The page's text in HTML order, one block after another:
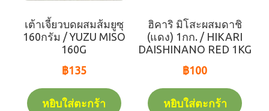
เต้าเจี้ยวบดผสมส้มยูซุ
160กรัม / YUZU MISO
160G
฿135
หยิบใส่ตะกร้า
ฮิคาริ มิโสะผสมดาชิ
(แดง) 1กก. / HIKARI
DAISHINANO RED 1KG
฿100
หยิบใส่ตะกร้า